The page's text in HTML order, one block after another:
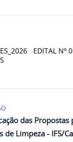
EDITAL
das
de Limpeza - IFS/